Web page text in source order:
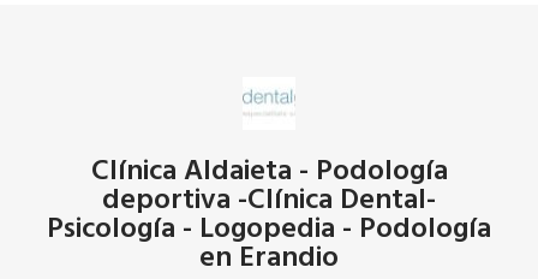
Clínica Aldaieta - Podología
deportiva -Clínica Dental-
Psicología - Logopedia - Podología
en Erandio